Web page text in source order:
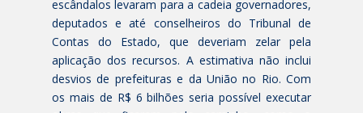
escândalos levaram para a cadeia governadores,
deputados e até conselheiros do Tribunal de
Contas do Estado, que deveriam zelar pela
aplicação dos recursos. A estimativa não inclui
desvios de prefeituras e da União no Rio. Com
os mais de R$ 6 bilhões seria possível executar